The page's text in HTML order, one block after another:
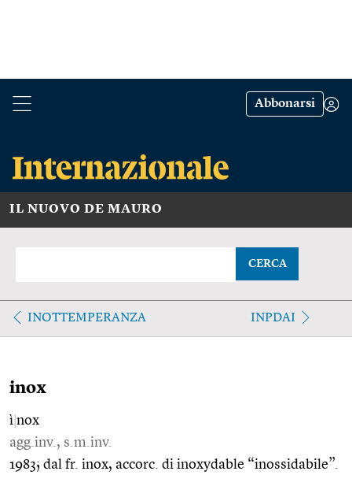
Abbonarsi
IL NUOVO DE MAURO
CERCA
INOTTEMPERANZA INPDAI
inox
ì nox
agg.inv., s.m.inv.
1983; dal fr. inox, accorc. di inoxydable “inossidabile”.